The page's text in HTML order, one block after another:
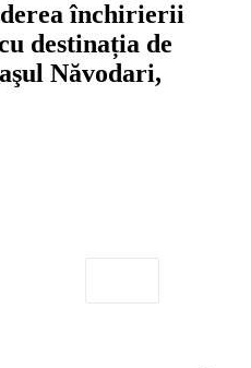
închirierii
destinația de
Năvodari,